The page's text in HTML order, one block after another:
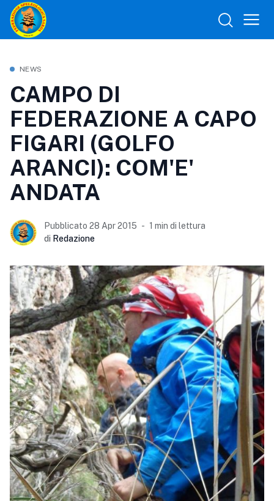
NEWS
CAMPO DI
FEDERAZIONE A CAPO
FIGARI (GOLFO
ARANCI): COM'E'
ANDATA
Pubblicato 28 Apr 2015
1 min di lettura
di Redazione